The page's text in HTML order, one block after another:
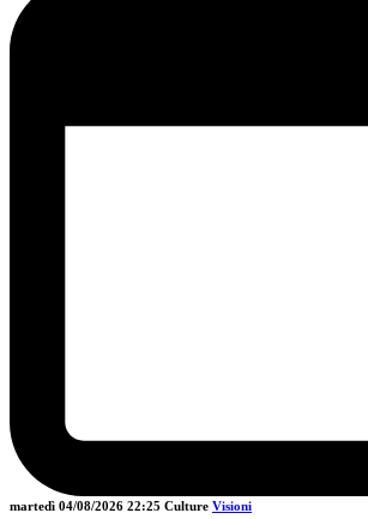
martedì 04/08/2026 22:25 Culture Visioni